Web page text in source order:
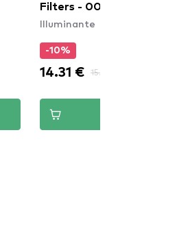
Filters - 005 Medium
Illuminante
-10%
14.31 € 15.90 €